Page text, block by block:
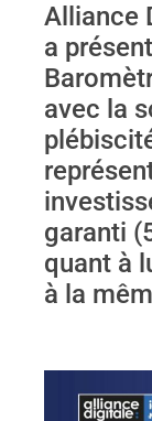
Alliance
a
avec la
garanti
quant à
à la